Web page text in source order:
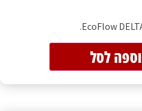
לסל